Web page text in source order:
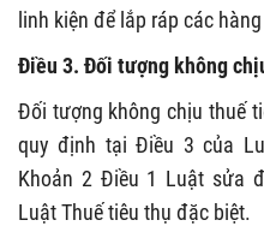
linh kiện để lắp ráp các
Điều 3. Đối tượng không
Đối tượng không chịu thuế
quy định tại Điều 3 của
Khoản 2 Điều 1 Luật sửa
Luật Thuế tiêu thụ đặc biệt.